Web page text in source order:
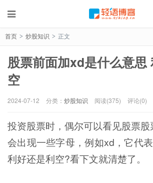
首页 > 炒股知识 > 正文
股票前面加xd是什么意思
空
2024-07-12 分类： 炒股知识 阅读(375) 评论(0)
投资股票时，偶尔可以看见股票
会出现一些字母，例如xd，它代
利好还是利空?看下文就清楚了。